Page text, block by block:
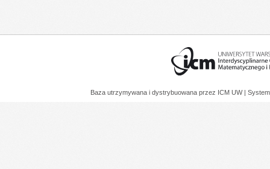
Baza utrzymywana i dystrybuowana przez ICM UW |